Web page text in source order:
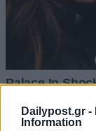
Dailypost.gr -
Information